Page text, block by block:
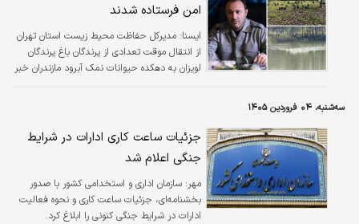
امن فرستاده شدند
ايسنا: مدیرکل حفاظت محیط زیست استان تهران
از انتقال موقت تعدادی از پرندگان باغ پرندگان
لویزان به دهکده حیوانات نمک‌ آبرود مازندران خبر
سه‌شنبه، ۰۴ فروردین ۱۴۰۵
جزئیات ساعت کاری ادارات در شرایط
جنگی اعلام شد
مهر: سازمان اداری و استخدامی کشور با صدور
بخشنامه‌ای، جزئیات ساعت کاری و نحوه فعالیت
ادارات در شرایط جنگی کنونی را ابلاغ کرد.